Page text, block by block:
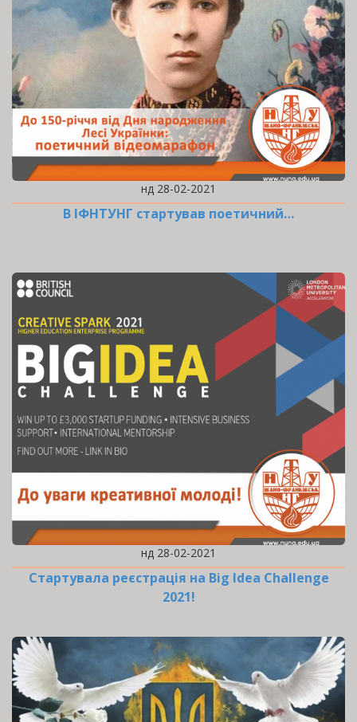
нд 28-02-2021
В ІФНТУНГ стартував поетичний…
нд 28-02-2021
Стартувала реєстрація на Big Idea Challenge
2021!